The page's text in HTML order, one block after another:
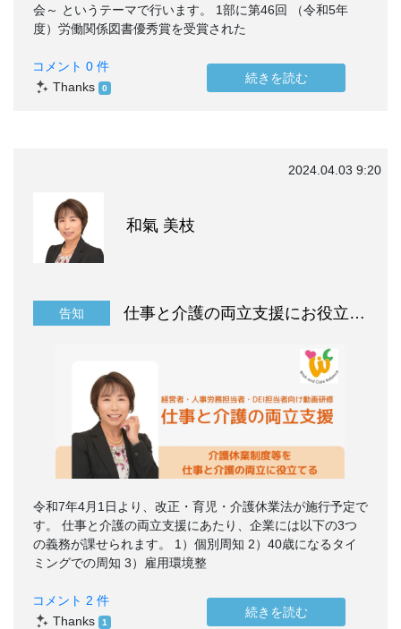
会～ というテーマで行います。 1部に第46回 （令和5年
度）労働関係図書優秀賞を受賞された
コメント 0 件
Thanks 0
続きを読む
2024.04.03 9:20
和氣 美枝
告知 仕事と介護の両立支援にお役立て下さい
令和7年4月1日より、改正・育児・介護休業法が施行予定で
す。 仕事と介護の両立支援にあたり、企業には以下の3つ
の義務が課せられます。 1）個別周知 2）40歳になるタイ
ミングでの周知 3）雇用環境整
コメント 2 件
Thanks 1
続きを読む